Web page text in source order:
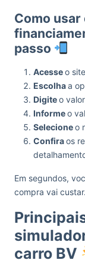
Como
passo
Acesseo
Escolhaa
Digiteo
Informeo
Selecioneo
Confiraos
Em segundos,
compra vai custar.
carro BV